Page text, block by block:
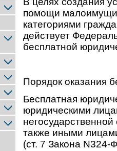
помощи
категориями
действует
бесплатной
Порядок оказания
Бесплатная
юридическими
также иными
(ст. 7 Закона N324-